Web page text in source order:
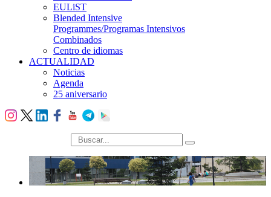
EULiST
Blended Intensive
Programmes/Programas Intensivos
Combinados
Centro de idiomas
ACTUALIDAD
Noticias
Agenda
25 aniversario
búsqueda